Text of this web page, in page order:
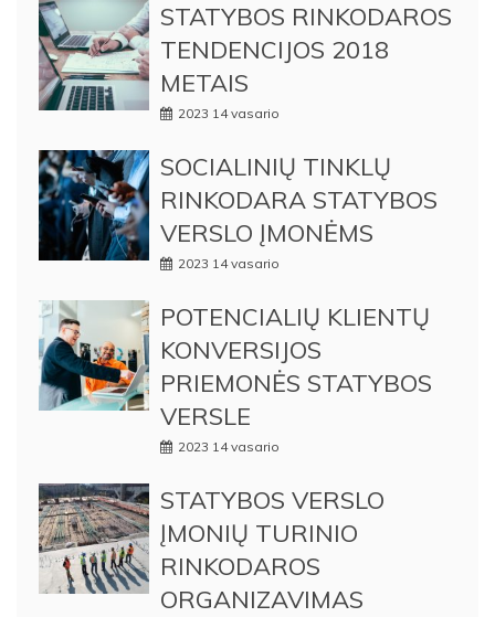
STATYBOS RINKODAROS
TENDENCIJOS 2018
METAIS
2023 14 vasario
SOCIALINIŲ TINKLŲ
RINKODARA STATYBOS
VERSLO ĮMONĖMS
2023 14 vasario
POTENCIALIŲ KLIENTŲ
KONVERSIJOS
PRIEMONĖS STATYBOS
VERSLE
2023 14 vasario
STATYBOS VERSLO
ĮMONIŲ TURINIO
RINKODAROS
ORGANIZAVIMAS